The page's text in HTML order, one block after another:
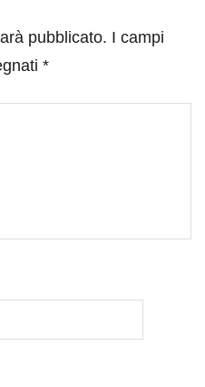
pubblicato. I campi
*